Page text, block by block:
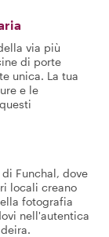
via più
di porte
unica. La tua
e le
Funchal, dove
locali creano
fotografia
nell'autentica